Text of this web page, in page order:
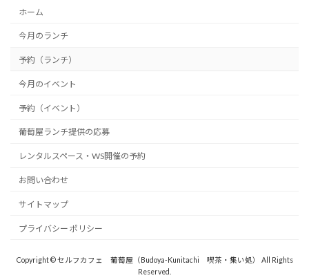
ホーム
今月のランチ
予約（ランチ）
今月のイベント
予約（イベント）
葡萄屋ランチ提供の応募
レンタルスペース・WS開催の予約
お問い合わせ
サイトマップ
プライバシー ポリシー
Copyright © セルフカフェ 葡萄屋（Budoya-Kunitachi 喫茶・集い処） All Rights
Reserved.